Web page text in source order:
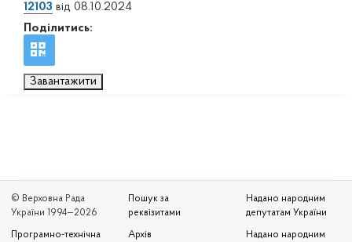
12103 від 08.10.2024
Поділитись:
Завантажити
© Верховна Рада
України 1994—2026
Програмно-технічна
Пошук за
реквізитами
Архів
Надано народним
депутатам України
Надано народним